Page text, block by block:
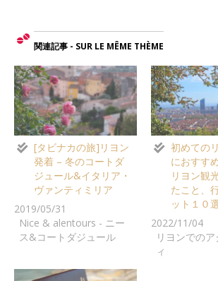
関連記事 - SUR LE MÊME THÈME
[タビナカの旅]リヨン
発着 – 冬のコートダ
ジュール&イタリア・
ヴァンティミリア
2019/05/31
Nice & alentours - ニー
ス&コートダジュール
初めての
におすす
リヨン観
たこと、
ット１０
2022/11/04
リヨンでの
ィ